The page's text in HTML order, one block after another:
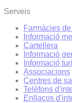
Serveis
Farmàcies
Informació
Cartellera
Informació
Informació
Associacions
Centres de
Telèfons
Enllaços